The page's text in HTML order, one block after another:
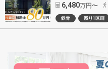
6,480万円〜
鉄骨 残り1区画